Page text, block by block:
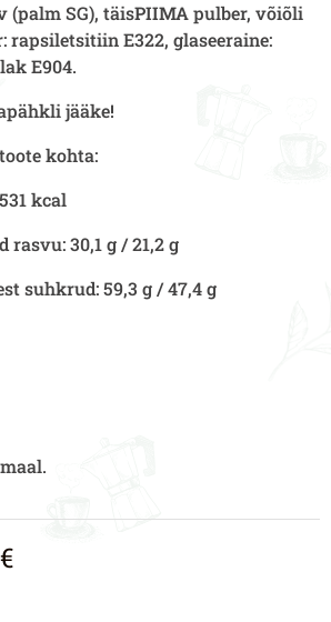
(palm SG), täisPIIMApulber, võiõli
rapsiletsitiin E322, glaseeraine:
E904.
jääke!
kohta:
kcal
30,1 g / 21,2 g
suhkrud: 59,3 g / 47,4 g
€